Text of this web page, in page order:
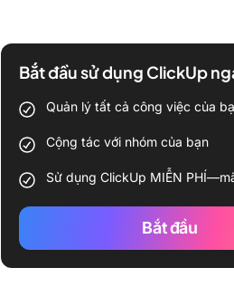
Bắt đầu sử dụng ClickUp
Quản lý tất cả công việc của
Cộng tác với nhóm của bạn
Sử dụng ClickUp MIỄN
Bắt đầu